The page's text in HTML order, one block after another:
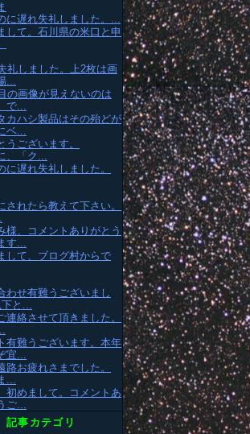
に遅れ失礼しました。...
して。石川県の米口と申
しました。上2枚は画
...
の画像が見えないのは
で...
カハシ製品はその殆どが
ベ...
うございます。
、「ク...
に遅れ失礼しました。
されたら教えて下さい。
様、コメントありがとう
す...
して、ブログ村からで
わせ有難うございまし
と...
連絡させて頂きました。
有難うございます。本年
宜...
路お疲れさまでした。
...
初めまして。コメントあ
ご...
記事カテゴリ